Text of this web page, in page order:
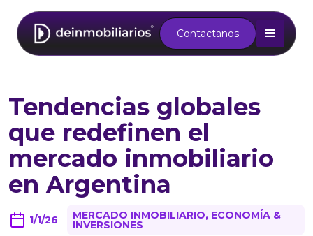
Tendencias globales
que redefinen el
mercado inmobiliario
en Argentina
1/1/26 MERCADO INMOBILIARIO, ECONOMÍA &
INVERSIONES
Contactanos